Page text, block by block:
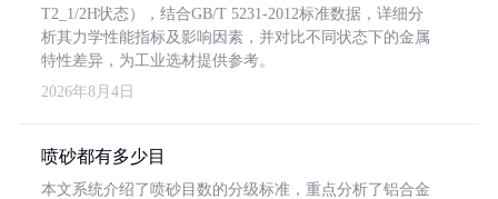
T2_1/2H状态），结合GB/T 5231-2012标准数据，详细分
析其力学性能指标及影响因素，并对比不同状态下的金属
特性差异，为工业选材提供参考。
2026年8月4日
喷砂都有多少目
本文系统介绍了喷砂目数的分级标准，重点分析了铝合金